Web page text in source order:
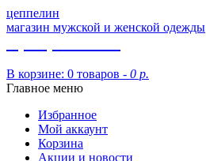
цеппелин
магазин мужской и женской одежды
В корзине: 0 товаров - 0 р.
Главное меню
Избранное
Мой аккаунт
Корзина
Акции и новости